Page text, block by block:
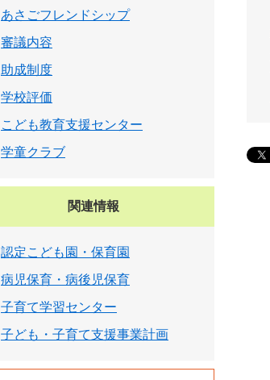
あさごフレンドシップ
審議内容
助成制度
学校評価
こども教育支援センター
学童クラブ
関連情報
認定こども園・保育園
病児保育・病後児保育
子育て学習センター
子ども・子育て支援事業計画